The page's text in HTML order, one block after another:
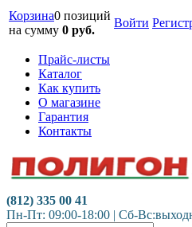
Корзина0 позиций
на сумму 0 руб.
Войти
Прайс-листы
Каталог
Как купить
О магазине
Гарантия
Контакты
(812) 335 00 41
Пн-Пт: 09:00-18:00 | Сб-